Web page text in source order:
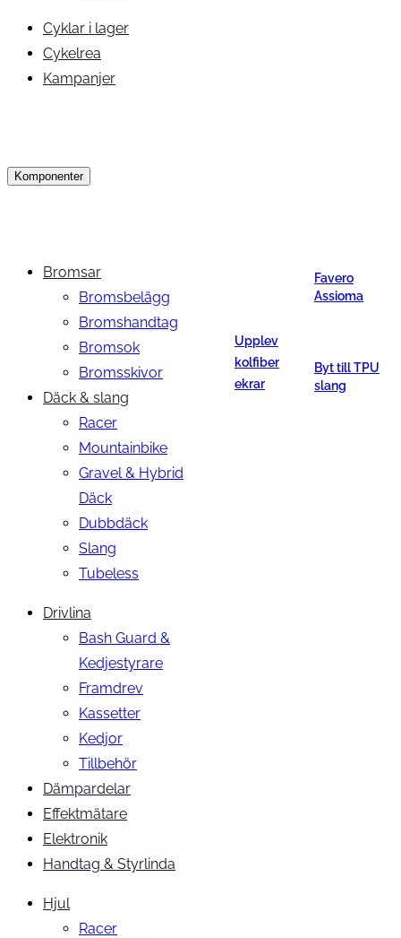
Cyklar i lager
Cykelrea
Kampanjer
Komponenter
Bromsar
Bromsbelägg
Bromshandtag
Bromsok
Bromsskivor
Däck & slang
Racer
Mountainbike
Gravel & Hybrid
Däck
Dubbdäck
Slang
Tubeless
Drivlina
Bash Guard &
Kedjestyrare
Framdrev
Kassetter
Kedjor
Tillbehör
Dämpardelar
Effektmätare
Elektronik
Handtag & Styrlinda
Hjul
Racer
Upplev
kolfiber
ekrar
Favero
Assioma
Byt till TPU
slang